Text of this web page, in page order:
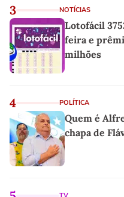
3 NOTÍCIAS
Lotofácil
feira e
milhões
4 POLÍTICA
Quem é
chapa de